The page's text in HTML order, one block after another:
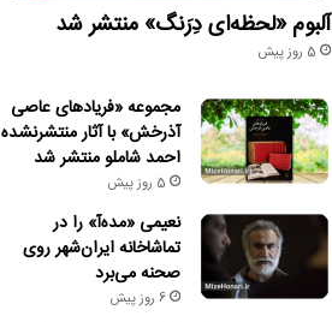
آلبوم «لحظه‌ای دِرَنگ» منتشر شد
5 روز پیش
مجموعه «فریادهای عاصی
آذرخش» با آثار منتشرنشده
احمد شاملو منتشر شد
5 روز پیش
نعیمی «مده‌آ» را در
تماشاخانه ایران‌شهر روی
صحنه می‌برد
6 روز پیش